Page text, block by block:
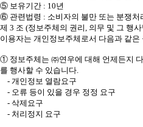
⑤ 보유기간 : 10년
⑥ 관련법령 : 소비자의 불만 또는 분쟁처
제 3 조 (정보주체의 권리, 의무 및 그 행
이용자는 개인정보주체로서 다음과 같
① 정보주체는 ㈜연우에 대해 언제든지
를 행사할 수 있습니다.
- 개인정보 열람요구
- 오류 등이 있을 경우 정정 요구
- 삭제요구
- 처리정지 요구